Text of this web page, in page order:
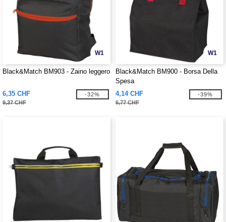
W1
Black&Match BM903 - Zaino leggero
6,35 CHF
9,37 CHF
-32%
W1
Black&Match BM900 - Borsa Della
Spesa
4,14 CHF
6,77 CHF
-39%